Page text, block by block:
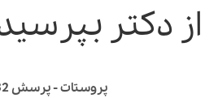
دکتر بپرسید
پروستات - پرسش 753532